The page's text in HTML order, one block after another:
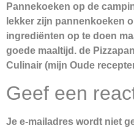
Pannekoeken op de
lekker zijn pannenkoeken
ingrediënten op te doen
goede maaltijd. de
Culinair (mijn Oude
Geef een
Je e-mailadres wordt niet